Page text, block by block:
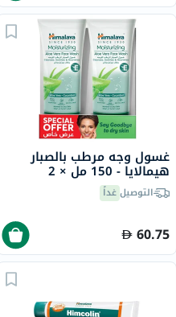
غسول وجه مرطب بالصبار
هيمالايا - 150 مل × 2
التوصيلغداً
60.75